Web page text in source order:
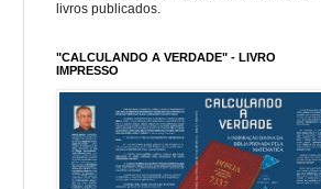
livros publicados.
"CALCULANDO A VERDADE" - LIVRO
IMPRESSO